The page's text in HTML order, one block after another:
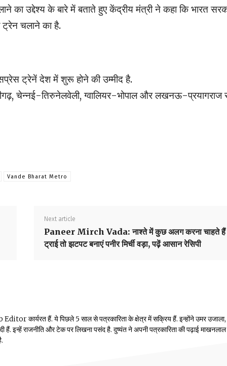
का उद्देश्य के बारे में बताते हुए केंद्रीय मंत्री ने कहा कि भारत
ट्रेन चलाने का है.
ट्रेनें देश में शुरू होने की उम्मीद है.
चेन्नई-तिरुनेलवेली, ग्वालियर-भोपाल और लखनऊ-
Vande Bharat Metro
Next article
Paneer Mirch Vada: नाश्ते में कुछ अलग करना चाहते हैं
ट्राई तो झटपट बनाएं पनीर मिर्ची वड़ा, पढ़ें आसान रेसिपी
कार्यरत हैं. ये पिछले 5 साल से पत्रकारिता के क्षेत्र में सक्रिय हैं. इन्होंने उमर उजाला,
हैं. इन्हें राजनीति और टेक पर लिखना पसंद है. दुष्यंत ने अपनी पत्रकारिता की पढ़ाई माखनलाल